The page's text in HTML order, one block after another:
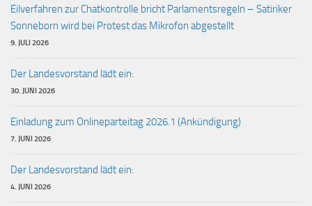
Eilverfahren zur Chatkontrolle bricht Parlamentsregeln – Satiriker
Sonneborn wird bei Protest das Mikrofon abgestellt
9. JULI 2026
Der Landesvorstand lädt ein:
30. JUNI 2026
Einladung zum Onlineparteitag 2026.1 (Ankündigung)
7. JUNI 2026
Der Landesvorstand lädt ein:
4. JUNI 2026